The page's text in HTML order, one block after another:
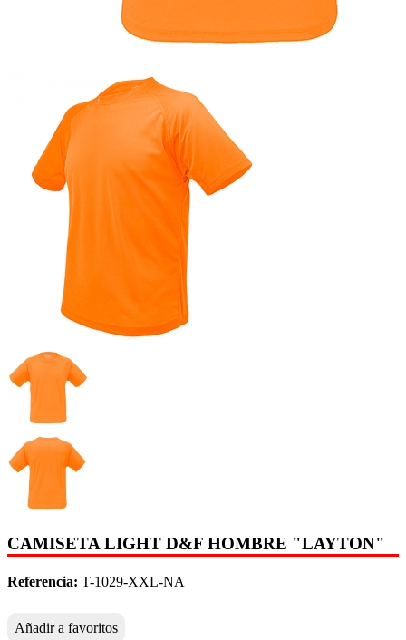
CAMISETA LIGHT D&F HOMBRE "LAYTON"
Referencia: T-1029-XXL-NA
Añadir a favoritos